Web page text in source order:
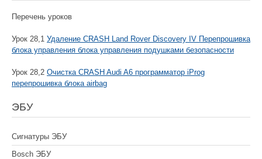
Перечень уроков
Урок 28,1 Удаление CRASH Land Rover Discovery IV Перепрошивка
блока управления блока управления подушками безопасности
Урок 28,2 Очистка CRASH Audi A6 программатор iProg
перепрошивка блока airbag
ЭБУ
Сигнатуры ЭБУ
Bosch ЭБУ